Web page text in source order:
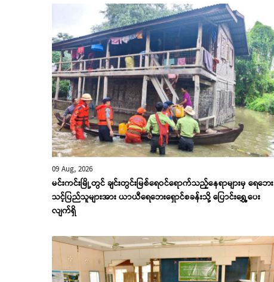
09 Aug, 2026
မင်းကင်းမြို့တွင် ချင်းတွင်းမြစ်ရေဝင်ရောက်သည့်နေရာများမှ ရေဘေး
သင့်ပြည်သူများအား ယာယီရေဘေးရှောင်စခန်းသို့ ပြောင်း‌ရွှေ့ပေး
လျက်ရှိ